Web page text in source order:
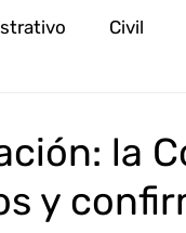
Civil
la
y